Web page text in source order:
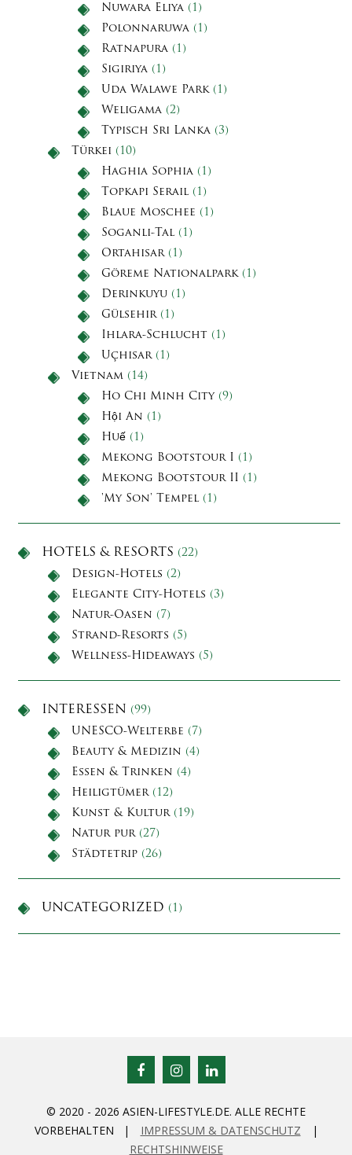
Nuwara Eliya (1)
Polonnaruwa (1)
Ratnapura (1)
Sigiriya (1)
Uda Walawe Park(1)
Weligama (2)
Typisch Sri Lanka (3)
Türkei (10)
Haghia Sophia (1)
Topkapi Serail (1)
Blaue Moschee (1)
Soganli-Tal (1)
Ortahisar(1)
Göreme Nationalpark(1)
Derinkuyu (1)
Gülsehir(1)
Ihlara-Schlucht (1)
Uçhisar(1)
Vietnam (14)
Ho Chi Minh City(9)
Hội An (1)
Huế (1)
Mekong Bootstour I (1)
Mekong Bootstour II (1)
'My Son' Tempel (1)
HOTELS & RESORTS (22)
Design-Hotels (2)
Elegante City-Hotels (3)
Natur-Oasen (7)
Strand-Resorts (5)
Wellness-Hideaways (5)
INTERESSEN (99)
UNESCO-Welterbe (7)
Beauty & Medizin (4)
Essen & Trinken (4)
Heiligtümer(12)
Kunst & Kultur(19)
Natur pur(27)
Städtetrip (26)
UNCATEGORIZED (1)
© 2020 - 2026 ASIEN-LIFESTYLE.DE. ALLE RECHTE
VORBEHALTEN |
IMPRESSUM & DATENSCHUTZ
|
RECHTSHINWEISE